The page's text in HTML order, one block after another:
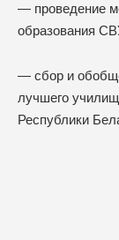
— проведение
образования
— сбор и
лучшего
Республики